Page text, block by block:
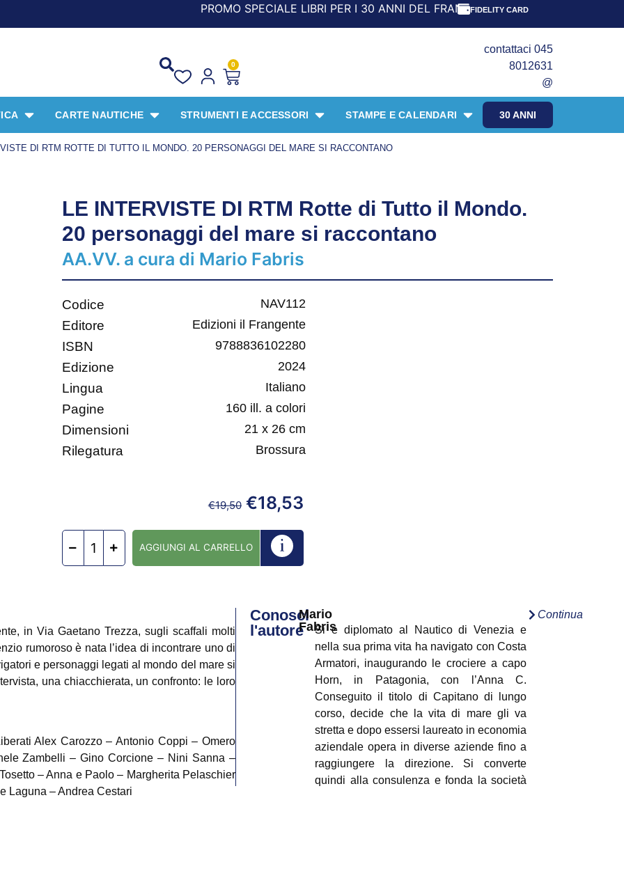
PROMO SPECIALE LIBRI PER I 30 ANNI DEL FRANGENTE! *** CON ORDINI A PARTIRE DA
FIDELITY CARD
0
contattaci 045
8012631
@
30 ANNI
CARTE NAUTICHE STRUMENTI E ACCESSORI STAMPE E CALENDARI
DI RTM ROTTE DI TUTTO IL MONDO. 20 PERSONAGGI DEL MARE SI RACCONTANO
LE INTERVISTE DI RTM Rotte di Tutto il Mondo.
20 personaggi del mare si raccontano
AA.VV. a cura di Mario Fabris
Codice NAV112
Editore Edizioni il Frangente
ISBN 9788836102280
Edizione 2024
Lingua Italiano
Pagine 160 ill. a colori
Dimensioni 21 x 26 cm
Rilegatura Brossura
€19,50 €18,53
AGGIUNGI AL CARRELLO
in Via Gaetano Trezza, sugli scaffali molti
rumoroso è nata l’idea di incontrare uno di
e personaggi legati al mondo del mare si
una chiacchierata, un confronto: le loro
Alex Carozzo – Antonio Coppi – Omero
Zambelli – Gino Corcione – Nini Sanna –
– Anna e Paolo – Margherita Pelaschier
Laguna – Andrea Cestari
Conosci
l'autore
Mario
Fabris
Si è diplomato al Nautico di Venezia e
nella sua prima vita ha navigato con Costa
Armatori, inaugurando le crociere a capo
Horn, in Patagonia, con l’Anna C.
Conseguito il titolo di Capitano di lungo
corso, decide che la vita di mare gli va
stretta e dopo essersi laureato in economia
aziendale opera in diverse aziende fino a
raggiungere la direzione. Si converte
quindi alla consulenza e fonda la società
Continua